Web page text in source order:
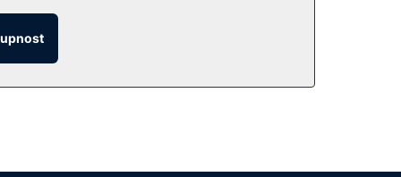
tohoto hotelu. Chcete-li si vychutnat svůj
ve všední dny od 6:30 do 10:00 a o víkendu